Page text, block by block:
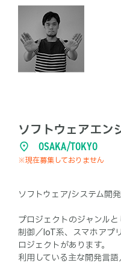
ソフトウェアエン
OSAKA/TOKYO
※現在募集しておりません
ソフトウェア/システム開
プロジェクトのジャンル
制御／IoT系、スマホアプ
ロジェクトがあります。
利用している主な開発言語